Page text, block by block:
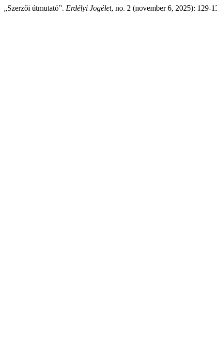
„Szerzői útmutató”. Erdélyi Jogélet, no. 2 (november 6, 2025): 129-